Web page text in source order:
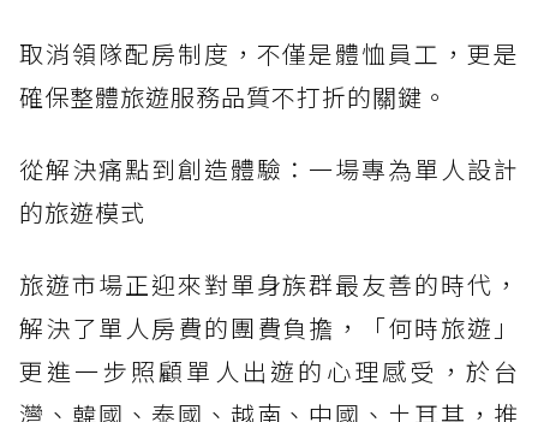
取消領隊配房制度，不僅是體恤員工，更是
確保整體旅遊服務品質不打折的關鍵。
從解決痛點到創造體驗：一場專為單人設計
的旅遊模式
旅遊市場正迎來對單身族群最友善的時代，
解決了單人房費的團費負擔，「何時旅遊」
更進一步照顧單人出遊的心理感受，於台
灣、韓國、泰國、越南、中國、土耳其，推